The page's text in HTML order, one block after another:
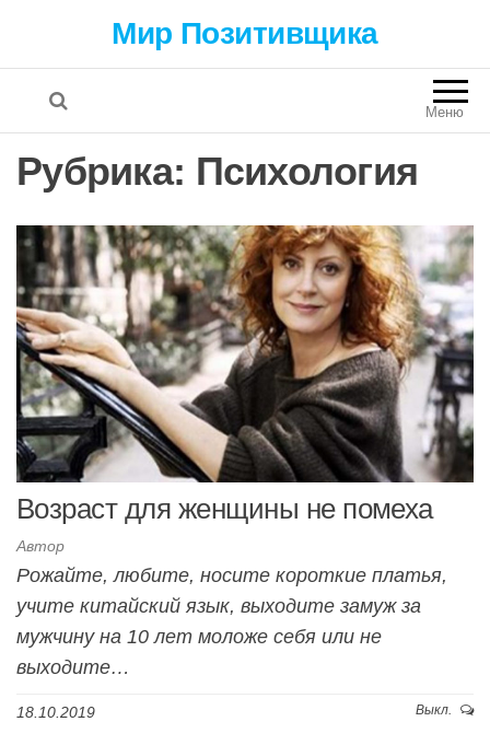
Мир Позитивщика
Меню
Рубрика: Психология
Возраст для женщины не помеха
Автор
Рожайте, любите, носите короткие платья,
учите китайский язык, выходите замуж за
мужчину на 10 лет моложе себя или не
выходите…
18.10.2019 Выкл.